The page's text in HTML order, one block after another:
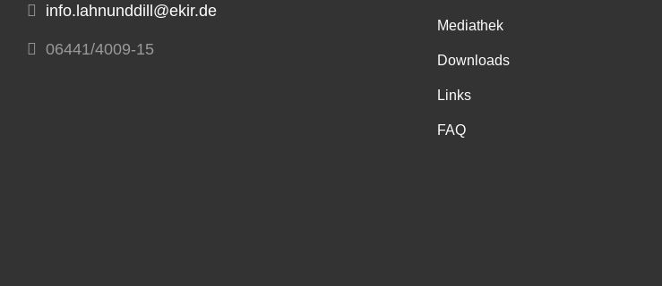
info.lahnunddill@ekir.de
06441/4009-15
Mediathek
Downloads
Links
FAQ